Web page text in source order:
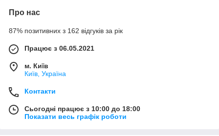
Про нас
87% позитивних з 162 відгуків за рік
Працює з 06.05.2021
м. Київ
Київ, Україна
Контакти
Сьогодні працює з 10:00 до 18:00
Показати весь графік роботи